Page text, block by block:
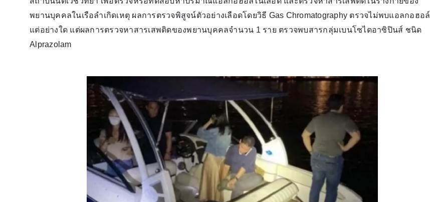
พยานบุคคลในเรือลำเกิดเหตุ ผลการตรวจพิสูจน์ตัวอย่างเลือดโดยวิธี Gas Chromatography ตรวจไม่พบแอลกอฮอล์
แต่อย่างใด แต่ผลการตรวจหาสารเสพติดของพยานบุคคลจำนวน 1 ราย ตรวจพบสารกลุ่มเบนโซไดอาซิปินส์ ชนิด
Alprazolam